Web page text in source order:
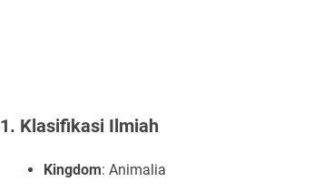
1. Klasifikasi Ilmiah
Kingdom: Animalia